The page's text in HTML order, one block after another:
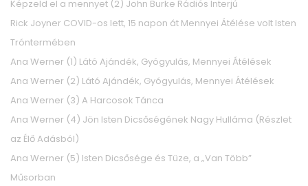
Képzeld el a mennyet (2) John Burke Rádiós Interjú
Rick Joyner COVID-os lett, 15 napon át Mennyei Átélése volt Isten
Tróntermében
Ana Werner (1) Látó Ajándék, Gyógyulás, Mennyei Átélések
Ana Werner (2) Látó Ajándék, Gyógyulás, Mennyei Átélések
Ana Werner (3) A Harcosok Tánca
Ana Werner (4) Jön Isten Dicsőségének Nagy Hulláma (Részlet
az Élő Adásból)
Ana Werner (5) Isten Dicsősége és Tüze, a „Van Több”
Műsorban